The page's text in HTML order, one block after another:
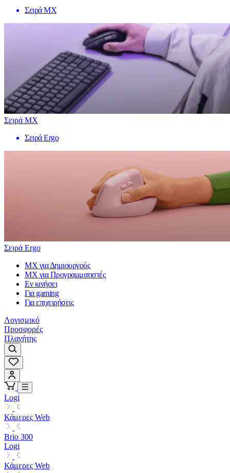
Σειρά MX
Σειρά MX
Σειρά Ergo
Σειρά Ergo
MX για Δημιουργούς
MX για Προγραμματιστές
Εν κινήσει
Για gaming
Για επιχειρήσεις
Λογισμικό
Προσφορές
Πλανήτης
Logi
Κάμερες Web
Brio 300
Logi
Κάμερες Web